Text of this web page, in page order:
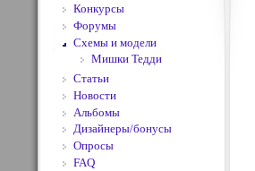
Конкурсы
Форумы
Схемы и модели
Мишки Тедди
Статьи
Новости
Альбомы
Дизайнеры/бонусы
Опросы
FAQ